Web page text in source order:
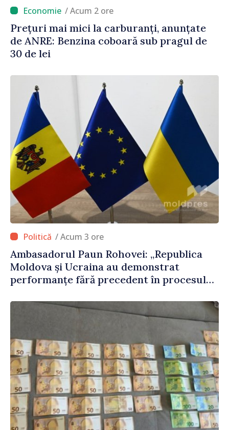
/ Acum 2 ore
Prețuri mai mici la carburanți, anunțate
de ANRE: Benzina coboară sub pragul de
30 de lei
/ Acum 3 ore
Ambasadorul Paun Rohovei: „Republica
Moldova și Ucraina au demonstrat
performanțe fără precedent în procesul